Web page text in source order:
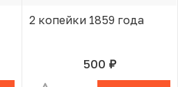
2 копейки 1859 года
500 руб.В КОРЗИНЕ